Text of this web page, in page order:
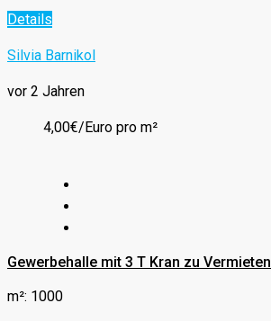
Details
Silvia Barnikol
vor 2 Jahren
4,00€/Euro pro m²
Gewerbehalle mit 3 T Kran zu Vermieten
m²: 1000